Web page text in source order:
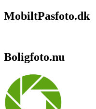
MobiltPasfoto.dk
Boligfoto.nu